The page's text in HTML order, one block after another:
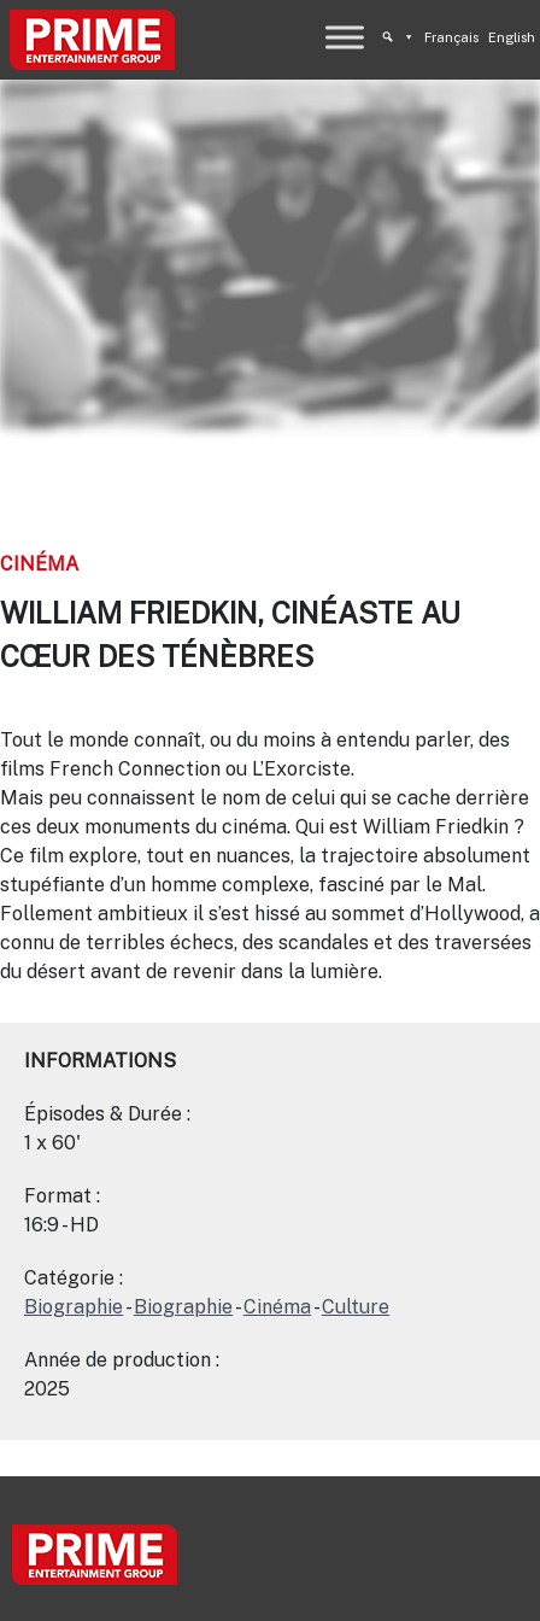
Français English
CINÉMA
WILLIAM FRIEDKIN, CINÉASTE AU
CŒUR DES TÉNÈBRES
Tout le monde connaît, ou du moins à entendu parler, des
films French Connection ou L’Exorciste.
Mais peu connaissent le nom de celui qui se cache derrière
ces deux monuments du cinéma. Qui est William Friedkin ?
Ce film explore, tout en nuances, la trajectoire absolument
stupéfiante d’un homme complexe, fasciné par le Mal.
Follement ambitieux il s’est hissé au sommet d’Hollywood, a
connu de terribles échecs, des scandales et des traversées
du désert avant de revenir dans la lumière.
INFORMATIONS
Épisodes & Durée :
1 x 60'
Format :
16:9 - HD
Catégorie :
Biographie -Biographie -Cinéma-Culture
Année de production :
2025